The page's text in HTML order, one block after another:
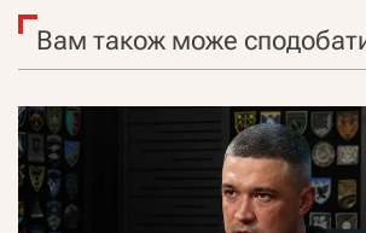
Вам також може